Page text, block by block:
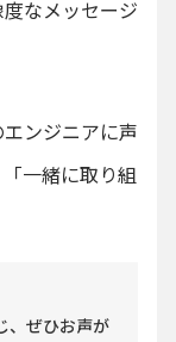
なメッセージ
ンジニアに声
一緒に取り組
、ぜひお声が